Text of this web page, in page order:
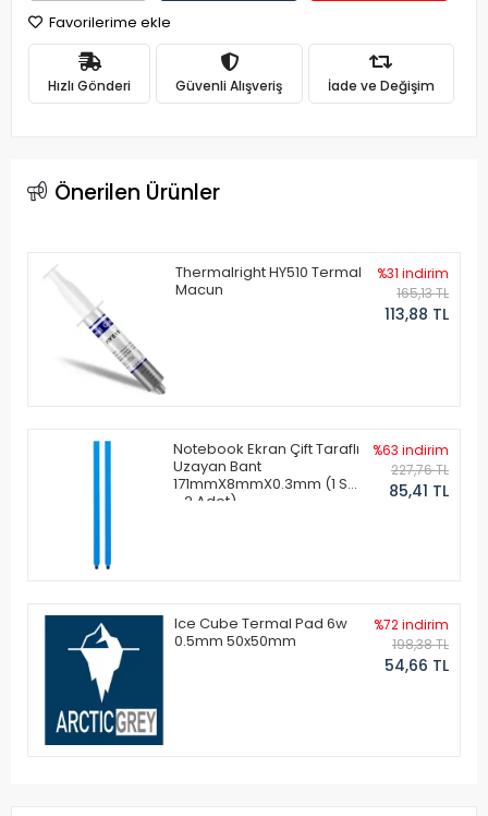
Favorilerime ekle
Hızlı Gönderi Güvenli Alışveriş İade ve Değişim
Önerilen Ürünler
Thermalright HY510 Termal
Macun
%31 indirim
165,13 TL
113,88 TL
Notebook Ekran Çift Taraflı
Uzayan Bant
171mmX8mmX0.3mm (1 Set
- 2 Adet)
%63 indirim
227,76 TL
85,41 TL
Ice Cube Termal Pad 6w
0.5mm 50x50mm
%72 indirim
198,38 TL
54,66 TL